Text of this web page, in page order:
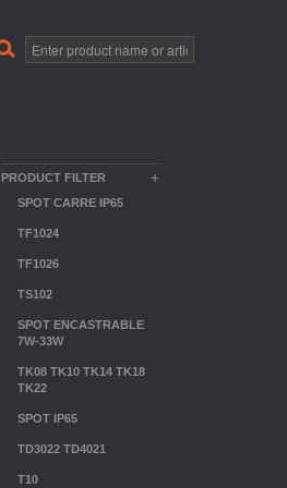
PRODUCT FILTER +
SPOT CARRE IP65
TF1024
TF1026
TS102
SPOT ENCASTRABLE
7W-33W
TK08 TK10 TK14 TK18
TK22
SPOT IP65
TD3022 TD4021
T10